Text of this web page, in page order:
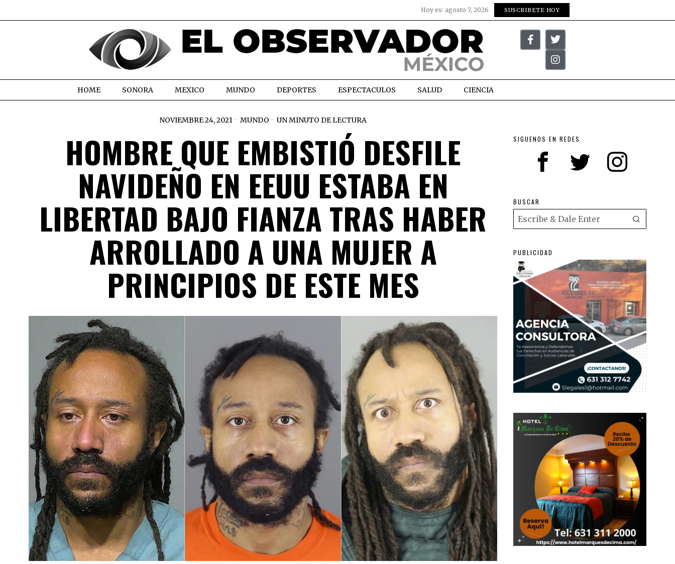
Hoy es: agosto 7, 2026 SUSCRIBETE HOY
HOME SONORA MEXICO MUNDO DEPORTES ESPECTACULOS SALUD CIENCIA
NOVIEMBRE 24, 2021 MUNDO UN MINUTO DE LECTURA
HOMBRE QUE EMBISTIÓ DESFILE
NAVIDEÑO EN EEUU ESTABA EN
LIBERTAD BAJO FIANZA TRAS HABER
ARROLLADO A UNA MUJER A
PRINCIPIOS DE ESTE MES
SIGUENOS EN REDES
BUSCAR
PUBLICIDAD